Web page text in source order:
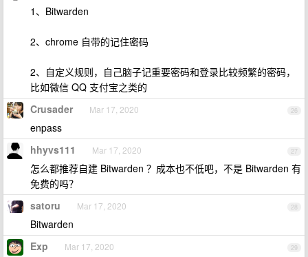
1、Bitwarden
2、chrome 自带的记住密码
2、自定义规则，自己脑子记重要密码和登录比较频繁的密码，
比如微信 QQ 支付宝之类的
26
Crusader Mar 17, 2020
enpass
27
hhyvs111 Mar 17, 2020
怎么都推荐自建 Bitwarden ？成本也不低吧，不是 Bitwarden 有
免费的吗？
28
satoru Mar 17, 2020
Bitwarden
29
Exp Mar 17, 2020